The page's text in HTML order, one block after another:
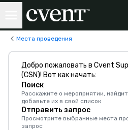
Места проведения
Добро пожаловать в Cvent
(CSN)! Вот как начать:
Поиск
Расскажите о мероприятии,
добавьте их в свой список
Отправить запрос
Просмотрите выбранные места
запрос